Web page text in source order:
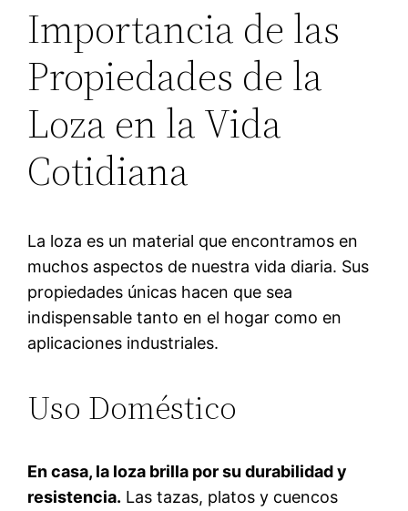
Importancia de las
Propiedades de la
Loza en la Vida
Cotidiana
La loza es un material que encontramos en
muchos aspectos de nuestra vida diaria. Sus
propiedades únicas hacen que sea
indispensable tanto en el hogar como en
aplicaciones industriales.
Uso Doméstico
En casa, la loza brilla por su durabilidad y
resistencia. Las tazas, platos y cuencos